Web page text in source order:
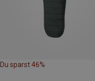
Du sparst 46%